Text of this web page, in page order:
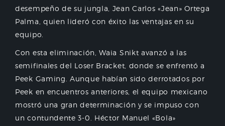
desempeño de su jungla, Jean Carlos «Jean» Ortega
Palma, quien lideró con éxito las ventajas en su
equipo.
Con esta eliminación, Waia Snikt avanzó a las
semifinales del Loser Bracket, donde se enfrentó a
Peek Gaming. Aunque habían sido derrotados por
Peek en encuentros anteriores, el equipo mexicano
mostró una gran determinación y se impuso con
un contundente 3-0. Héctor Manuel «Bola»